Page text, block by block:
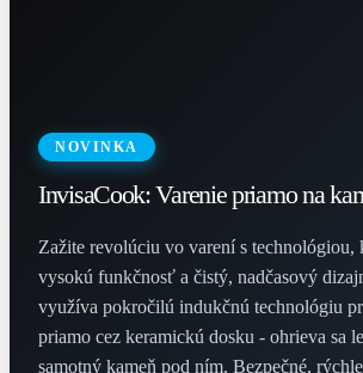
NOVINKA
InvisaCook: Varenie priamo na
Zažite revolúciu vo varení s technológiou,
vysokú funkčnosť a čistý, nadčasový
využíva pokročilú indukčnú technológiu
priamo cez keramickú dosku - ohrieva sa
samotný kameň pod ním. Bezpečné,